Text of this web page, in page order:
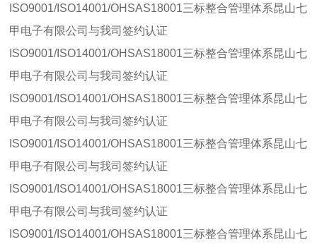
ISO9001/ISO14001/OHSAS18001三标整合管理体系昆山七
甲电子有限公司与我司签约认证
ISO9001/ISO14001/OHSAS18001三标整合管理体系昆山七
甲电子有限公司与我司签约认证
ISO9001/ISO14001/OHSAS18001三标整合管理体系昆山七
甲电子有限公司与我司签约认证
ISO9001/ISO14001/OHSAS18001三标整合管理体系昆山七
甲电子有限公司与我司签约认证
ISO9001/ISO14001/OHSAS18001三标整合管理体系昆山七
甲电子有限公司与我司签约认证
ISO9001/ISO14001/OHSAS18001三标整合管理体系昆山七